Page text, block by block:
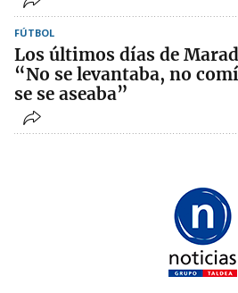
FÚTBOL
Los últimos días de
“No se levantaba, no
se se aseaba”